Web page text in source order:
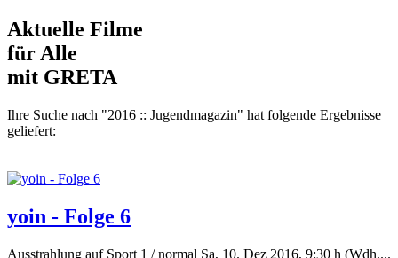
Aktuelle Filme
für Alle
mit GRETA
Ihre Suche nach "2016 :: Jugendmagazin" hat folgende Ergebnisse
geliefert:
yoin - Folge 6
Ausstrahlung auf Sport 1 / normal Sa, 10. Dez 2016, 9:30 h (Wdh....